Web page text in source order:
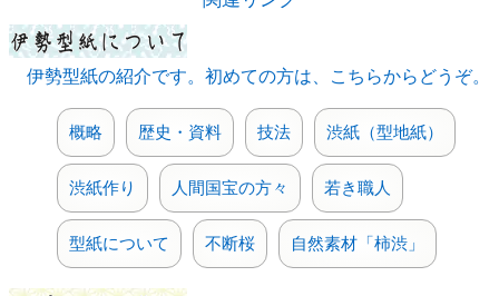
セミオーダーでお作りする
格を改定させていただきました。寿・宝・社章・家紋 の4
タイプございます。(R8.5.27)
色紙額について色紙額A（木製）・ 色紙額B（木製）・
色紙額C（木製） ・プラスチック色紙額それぞれの価格
を改定させていただきます。(R8.5.27)
型紙付き図案 和ゴコロの新作13点（和ゴコロ-28～40）
を追加掲載しました。(R8.5.4)
柿渋の（臭いのある）通常品の価格を改定させていただ
きます。2019年消費税率引き上げ以来の値上げとなります
がご了承ください。(R8.5.1)
伊勢型紙の紹介です。初めての方は、こちらからどうぞ。
概略 歴史・資料 技法 渋紙（型地紙）
渋紙作り 人間国宝の方々 若き職人
型紙について 不断桜 自然素材「柿渋」